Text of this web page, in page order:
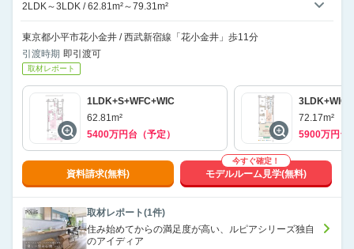
2LDK～3LDK / 62.81m²～79.31m²
東京都小平市花小金井 / 西武新宿線「花小金井」歩11分
引渡時期 即引渡可
取材レポート
1LDK+S+WFC+WIC
62.81m²
5400万円台（予定）
72.17m²
5900万円台
資料請求(無料)
今すぐ確定！
モデルルーム見学(無料)
取材レポート(1件)
住み始めてからの満足度が高い、ルピアシリーズ独自
のアイディア